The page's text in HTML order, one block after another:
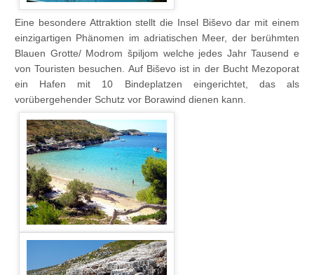
Eine besondere Attraktion stellt die Insel Biševo dar mit einem
einzigartigen Phänomen im adriatischen Meer, der berühmten
Blauen Grotte/ Modrom špiljom welche jedes Jahr Tausend e
von Touristen besuchen. Auf Biševo ist in der Bucht Mezoporat
ein Hafen mit 10 Bindeplatzen eingerichtet, das als
vorübergehender Schutz vor Borawind dienen kann.